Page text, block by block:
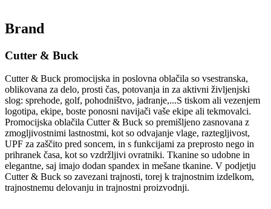
Brand
Cutter & Buck
Cutter & Buck promocijska in poslovna oblačila so vsestranska,
oblikovana za delo, prosti čas, potovanja in za aktivni življenjski
slog: sprehode, golf, pohodništvo, jadranje,...S tiskom ali vezenjem
logotipa, ekipe, boste ponosni navijači vaše ekipe ali tekmovalci.
Promocijska oblačila Cutter & Buck so premišljeno zasnovana z
zmogljivostnimi lastnostmi, kot so odvajanje vlage, raztegljivost,
UPF za zaščito pred soncem, in s funkcijami za preprosto nego in
prihranek časa, kot so vzdržljivi ovratniki. Tkanine so udobne in
elegantne, saj imajo dodan spandex in mešane tkanine. V podjetju
Cutter & Buck so zavezani trajnosti, torej k trajnostnim izdelkom,
trajnostnemu delovanju in trajnostni proizvodnji.